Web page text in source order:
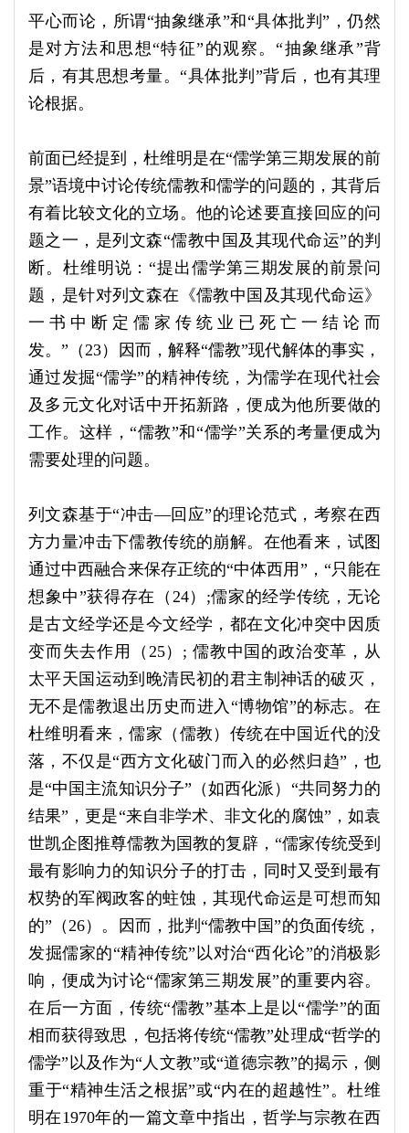
平心而论，所谓“抽象继承”和“具体批判”，仍然
是对方法和思想“特征”的观察。“抽象继承”背
后，有其思想考量。“具体批判”背后，也有其理
论根据。
前面已经提到，杜维明是在“儒学第三期发展的前
景”语境中讨论传统儒教和儒学的问题的，其背后
有着比较文化的立场。他的论述要直接回应的问
题之一，是列文森“儒教中国及其现代命运”的判
断。杜维明说：“提出儒学第三期发展的前景问
题，是针对列文森在《儒教中国及其现代命运》
一书中断定儒家传统业已死亡一结论而
发。”（23）因而，解释“儒教”现代解体的事实，
通过发掘“儒学”的精神传统，为儒学在现代社会
及多元文化对话中开拓新路，便成为他所要做的
工作。这样，“儒教”和“儒学”关系的考量便成为
需要处理的问题。
列文森基于“冲击—回应”的理论范式，考察在西
方力量冲击下儒教传统的崩解。在他看来，试图
通过中西融合来保存正统的“中体西用”，“只能在
想象中”获得存在（24）;儒家的经学传统，无论
是古文经学还是今文经学，都在文化冲突中因质
变而失去作用（25）; 儒教中国的政治变革，从
太平天国运动到晚清民初的君主制神话的破灭，
无不是儒教退出历史而进入“博物馆”的标志。在
杜维明看来，儒家（儒教）传统在中国近代的没
落，不仅是“西方文化破门而入的必然归趋”，也
是“中国主流知识分子”（如西化派）“共同努力的
结果”，更是“来自非学术、非文化的腐蚀”，如袁
世凯企图推尊儒教为国教的复辟，“儒家传统受到
最有影响力的知识分子的打击，同时又受到最有
权势的军阀政客的蛀蚀，其现代命运是可想而知
的”（26）。因而，批判“儒教中国”的负面传统，
发掘儒家的“精神传统”以对治“西化论”的消极影
响，便成为讨论“儒家第三期发展”的重要内容。
在后一方面，传统“儒教”基本上是以“儒学”的面
相而获得致思，包括将传统“儒教”处理成“哲学的
儒学”以及作为“人文教”或“道德宗教”的揭示，侧
重于“精神生活之根据”或“内在的超越性”。杜维
明在1970年的一篇文章中指出，哲学与宗教在西